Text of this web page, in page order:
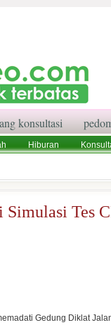
konsultasi
Hiburan
Simulasi Tes
Gedung Diklat